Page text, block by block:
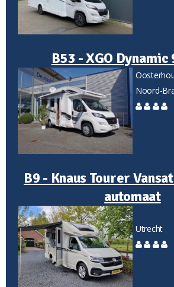
B53 - XGO Dynamic
Noord-
B9 - Knaus Tourer
automaat
Utrecht